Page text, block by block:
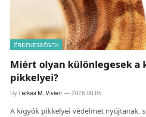
ÉRDEKESSÉGEK
Miért olyan különlegesek a
pikkelyei?
By Farkas M. Vivien 2026.08.05.
A kígyók pikkelyei védelmet nyújtanak,